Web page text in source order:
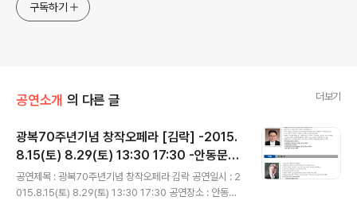
구독하기
공연소개 의 다른 글 더보기
광복70주년기념 창작오페라 [김락] -2015.
8.15(토) 8.29(토) 13:30 17:30 -안동문화
예술의전당, 서울KBS홀
공연제목 : 광복70주년기념 창작오페라 김락 공연일시 : 2
015.8.15(토) 8.29(토) 13:30 17:30 공연장소 : 안동문